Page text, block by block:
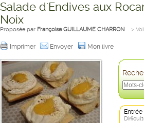
Salade d'Endives aux
Noix
Proposée par Françoise GUILLAUME CHARRON >
Imprimer Envoyer Mon livre
Entrée